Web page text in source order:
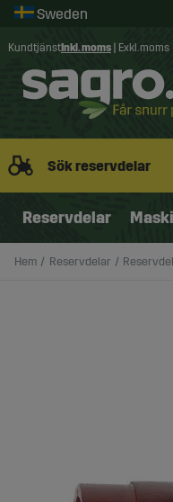
Kundtjänst Inkl. moms Exkl. moms
Sök reservdelar
Reservdelar
Hem Reservdelar